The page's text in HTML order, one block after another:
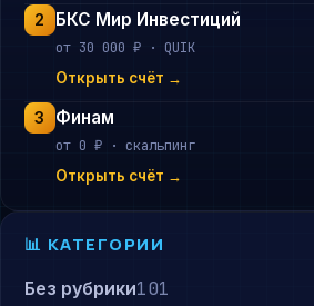
2 БКС Мир Инвестиций
от 30 000 ₽ · QUIK
Открыть счёт →
3 Финам
от 0 ₽ · скальпинг
Открыть счёт →
📊 КАТЕГОРИИ
Без рубрики101